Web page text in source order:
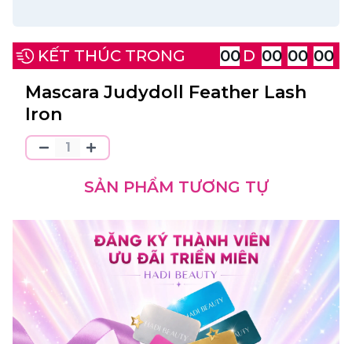
Mascara Judydoll Feather Lash
Iron
KẾT THÚC TRONG 00 D 00 00 00
SẢN PHẨM TƯƠNG TỰ